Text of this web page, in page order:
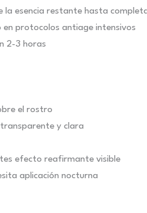
la esencia restante hasta
protocolos antiage intensivos
2-3 horas
el rostro
y clara
efecto reafirmante visible
aplicación nocturna